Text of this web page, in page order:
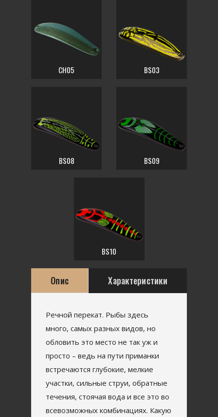
CH05 BS03
BS08 BS09
BS10
Опис Характеристики
Речной перекат. Рыбы здесь
много, самых разных видов, но
обловить это место не так уж и
просто – ведь на пути приманки
встречаются глубокие, мелкие
участки, сильные струи, обратные
течения, стоячая вода и все это во
всевозможных комбинациях. Какую